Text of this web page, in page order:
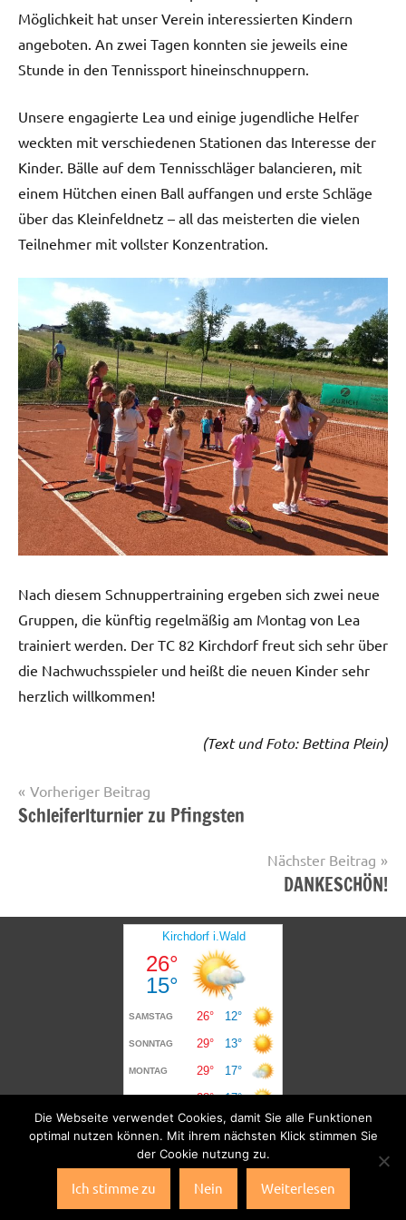
Möglichkeit hat unser Verein interessierten Kindern
angeboten. An zwei Tagen konnten sie jeweils eine
Stunde in den Tennissport hineinschnuppern.
Unsere engagierte Lea und einige jugendliche Helfer
weckten mit verschiedenen Stationen das Interesse der
Kinder. Bälle auf dem Tennisschläger balancieren, mit
einem Hütchen einen Ball auffangen und erste Schläge
über das Kleinfeldnetz – all das meisterten die vielen
Teilnehmer mit vollster Konzentration.
Nach diesem Schnuppertraining ergeben sich zwei neue
Gruppen, die künftig regelmäßig am Montag von Lea
trainiert werden. Der TC 82 Kirchdorf freut sich sehr über
die Nachwuchsspieler und heißt die neuen Kinder sehr
herzlich willkommen!
(Text und Foto: Bettina Plein)
Startseite
Beitragsnavigation
Vorheriger Beitrag
Schleiferlturnier zu Pfingsten
Nächster Beitrag
DANKESCHÖN!
Die Webseite verwendet Cookies, damit Sie alle Funktionen
optimal nutzen können. Mit ihrem nächsten Klick stimmen Sie
der Cookie nutzung zu.
Ich stimme zu Nein Weiterlesen